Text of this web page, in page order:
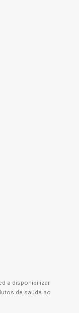
a disponibilizar
de saúde ao